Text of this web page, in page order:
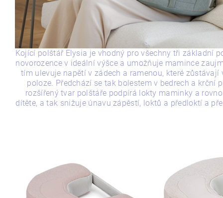
Kojící polštář Elysia je vhodný pro všechny tři základní
novorozence v ideální výšce a umožňuje mamince
tím ulevuje napětí v zádech a ramenou, které zůstávají
poloze. Předchází se tak bolestem v bedrech a krční
rozšířený tvar polštáře podpírá lokty maminky a
dítěte, a tak snižuje únavu zápěstí, loktů a předloktí a